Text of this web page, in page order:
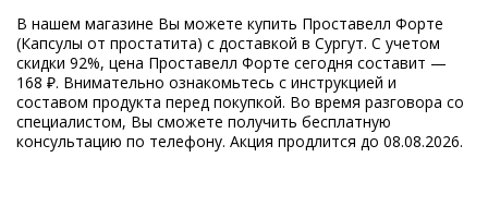
В нашем магазине Вы можете купить Проставелл Форте
(Капсулы от простатита) с доставкой в Сургут. С учетом
скидки 92%, цена Проставелл Форте сегодня составит —
168 ₽. Внимательно ознакомьтесь с инструкцией и
составом продукта перед покупкой. Во время разговора со
специалистом, Вы сможете получить бесплатную
консультацию по телефону. Акция продлится до 08.08.2026.